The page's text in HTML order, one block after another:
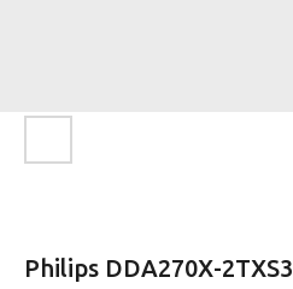
Philips DDA270X-2TXS3